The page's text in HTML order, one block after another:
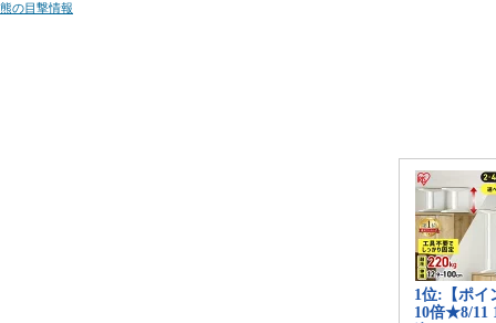
熊の目撃情報